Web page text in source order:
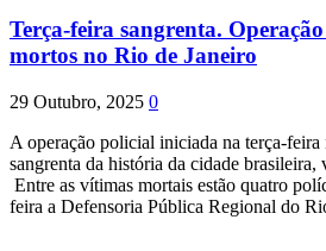
Terça-feira sangrenta.
mortos no Rio de Janeiro
29 Outubro, 2025 0
A operação policial iniciada na terça-
sangrenta da história da cidade brasileira,
Entre as vítimas mortais estão quatro
feira a Defensoria Pública Regional do